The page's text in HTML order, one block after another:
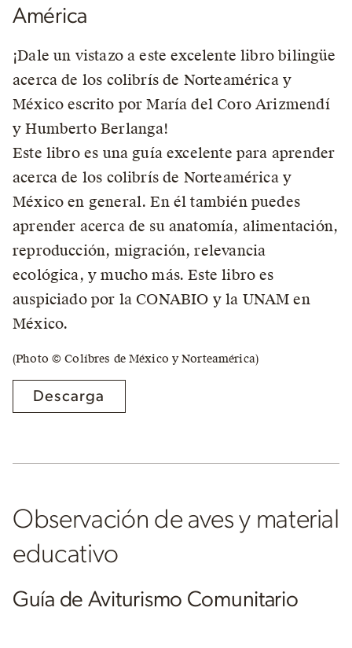
América
¡Dale un vistazo a este excelente libro bilingüe
acerca de los colibrís de Norteamérica y
México escrito por María del Coro Arizmendí
y Humberto Berlanga!
Este libro es una guía excelente para aprender
acerca de los colibrís de Norteamérica y
México en general. En él también puedes
aprender acerca de su anatomía, alimentación,
reproducción, migración, relevancia
ecológica, y mucho más. Este libro es
auspiciado por la CONABIO y la UNAM en
México.
(Photo © Colíbres de México y Norteamérica)
Descarga
Observación de aves y material
educativo
Guía de Aviturismo Comunitario